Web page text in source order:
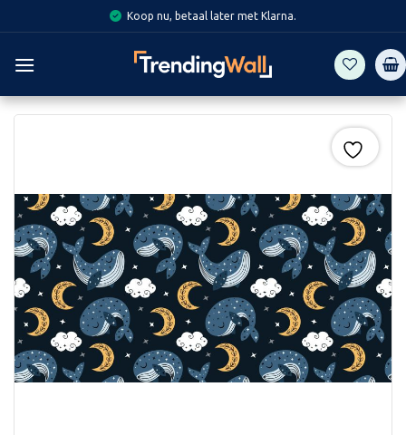
to
content
Koop nu, betaal later met Klarna.